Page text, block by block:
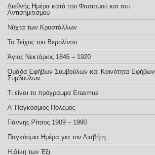
Διεθνής Ημέρα κατά του Φασισμού και του
Αντισημιτισμού
Νύχτα των Κρυστάλλων
Το Τείχος του Βερολίνου
Άγιος Νεκτάριος 1846 – 1920
Ομάδα Εφήβων Συμβούλων και Κοινότητα Εφήβων
Συμβούλων
Τι είναι το πρόγραμμα Erasmus
Α’ Παγκόσμιος Πόλεμος
Γιάννης Ρίτσος 1909 – 1990
Παγκόσμια Ημέρα για τον Διαβήτη
Η Δίκη των Έξι